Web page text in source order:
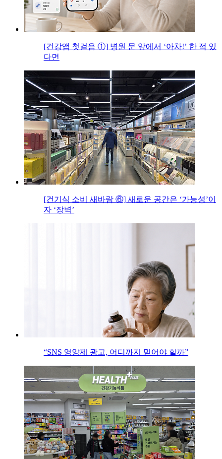
[건강앱 첫걸음 ①] 병원 문 앞에서 ‘아차!’ 한 적 있
다면
[건기식 소비 새바람 ⑥] 새로운 공간은 ‘가능성’이
자 ‘장벽’
“SNS 영양제 광고, 어디까지 믿어야 할까”